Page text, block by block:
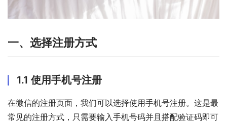
一、选择注册方式
1.1 使用手机号注册
在微信的注册页面，我们可以选择使用手机号注册。这是最
常见的注册方式，只需要输入手机号码并且搭配验证码即可